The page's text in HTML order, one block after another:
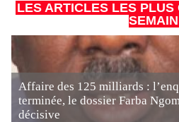
LES ARTICLES LES
Affaire des 125 milliards :
terminée, le dossier Farba
décisive